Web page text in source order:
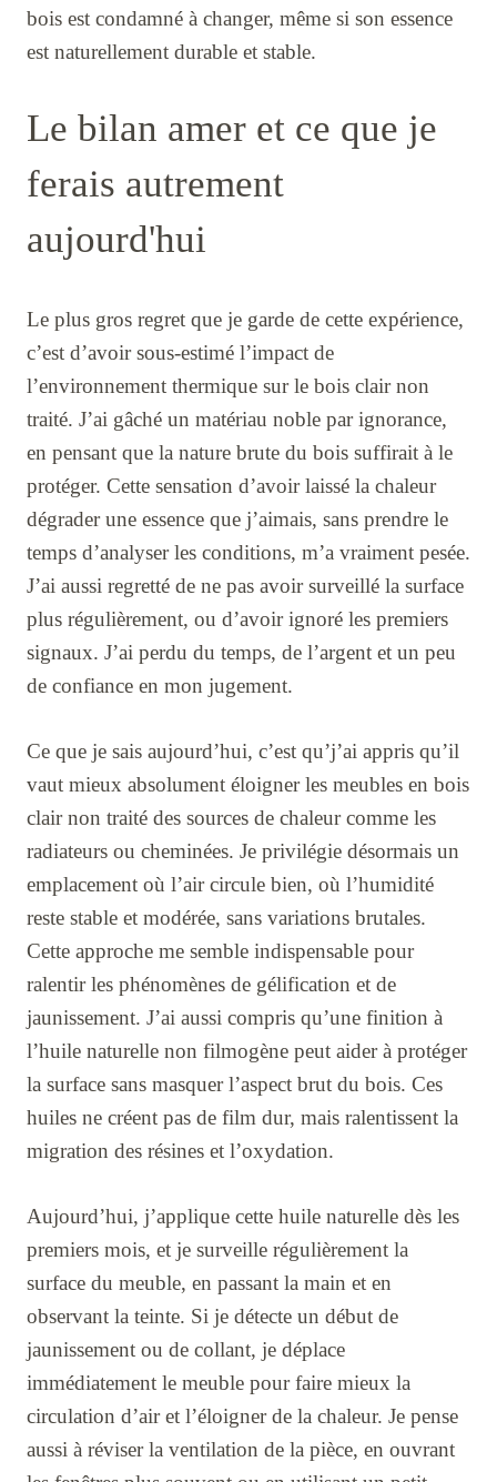
bois est condamné à changer, même si son essence
est naturellement durable et stable.
Le bilan amer et ce que je
ferais autrement
aujourd'hui
Le plus gros regret que je garde de cette expérience,
c’est d’avoir sous-estimé l’impact de
l’environnement thermique sur le bois clair non
traité. J’ai gâché un matériau noble par ignorance,
en pensant que la nature brute du bois suffirait à le
protéger. Cette sensation d’avoir laissé la chaleur
dégrader une essence que j’aimais, sans prendre le
temps d’analyser les conditions, m’a vraiment pesée.
J’ai aussi regretté de ne pas avoir surveillé la surface
plus régulièrement, ou d’avoir ignoré les premiers
signaux. J’ai perdu du temps, de l’argent et un peu
de confiance en mon jugement.
Ce que je sais aujourd’hui, c’est qu’j’ai appris qu’il
vaut mieux absolument éloigner les meubles en bois
clair non traité des sources de chaleur comme les
radiateurs ou cheminées. Je privilégie désormais un
emplacement où l’air circule bien, où l’humidité
reste stable et modérée, sans variations brutales.
Cette approche me semble indispensable pour
ralentir les phénomènes de gélification et de
jaunissement. J’ai aussi compris qu’une finition à
l’huile naturelle non filmogène peut aider à protéger
la surface sans masquer l’aspect brut du bois. Ces
huiles ne créent pas de film dur, mais ralentissent la
migration des résines et l’oxydation.
Aujourd’hui, j’applique cette huile naturelle dès les
premiers mois, et je surveille régulièrement la
surface du meuble, en passant la main et en
observant la teinte. Si je détecte un début de
jaunissement ou de collant, je déplace
immédiatement le meuble pour faire mieux la
circulation d’air et l’éloigner de la chaleur. Je pense
aussi à réviser la ventilation de la pièce, en ouvrant